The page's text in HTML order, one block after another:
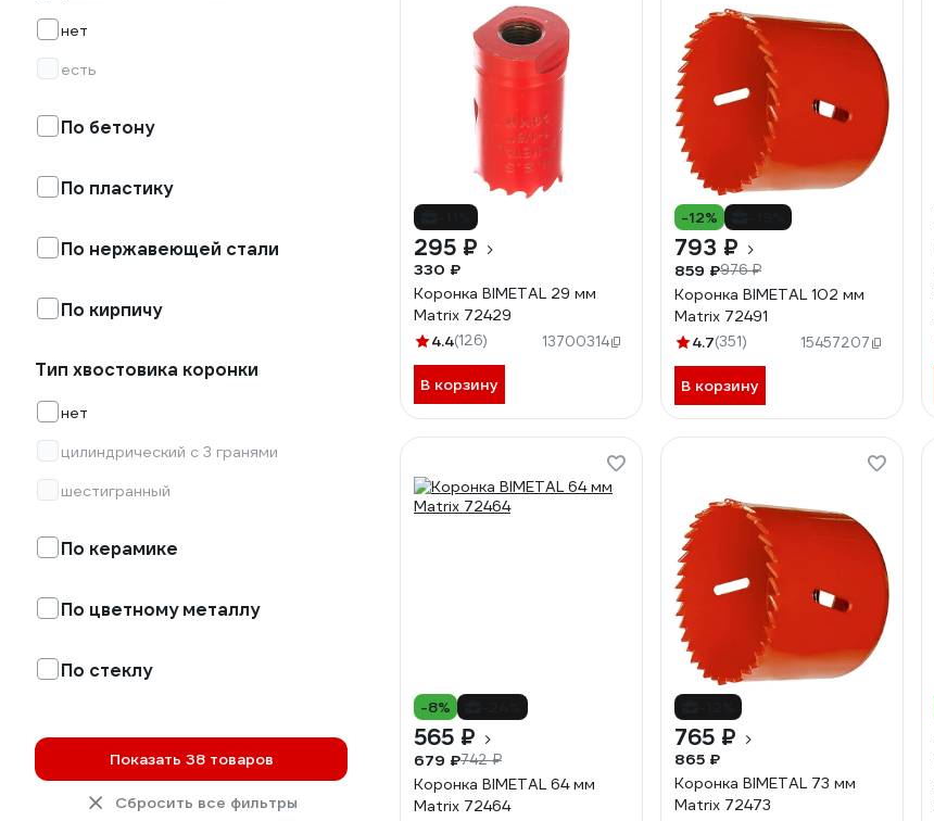
нет
есть
По бетону
По пластику
По нержавеющей стали
По кирпичу
Тип хвостовика коронки
нет
цилиндрический с 3 гранями
шестигранный
По керамике
По цветному металлу
По стеклу
Показать 38 товаров
Сбросить все фильтры
295 ₽
330 ₽
Коронка BIMETAL 29 мм
Matrix 72429
4.4(126) 13700314
В корзину
-12%
793 ₽
859 ₽976 ₽
Коронка BIMETAL 102 мм
Matrix 72491
4.7(351) 15457207
В корзину
-8%
565 ₽
679 ₽742 ₽
Коронка BIMETAL 64 мм
Matrix 72464
765 ₽
865 ₽
Коронка BIMETAL 73 мм
Matrix 72473